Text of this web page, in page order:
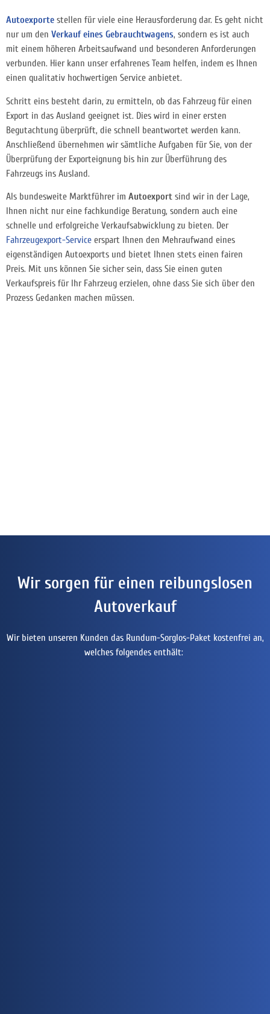
Autoexporte stellen für viele eine Herausforderung dar. Es geht nicht
nur um den Verkauf eines Gebrauchtwagens, sondern es ist auch
mit einem höheren Arbeitsaufwand und besonderen Anforderungen
verbunden. Hier kann unser erfahrenes Team helfen, indem es Ihnen
einen qualitativ hochwertigen Service anbietet.
Schritt eins besteht darin, zu ermitteln, ob das Fahrzeug für einen
Export in das Ausland geeignet ist. Dies wird in einer ersten
Begutachtung überprüft, die schnell beantwortet werden kann.
Anschließend übernehmen wir sämtliche Aufgaben für Sie, von der
Überprüfung der Exporteignung bis hin zur Überführung des
Fahrzeugs ins Ausland.
Als bundesweite Marktführer im Autoexport sind wir in der Lage,
Ihnen nicht nur eine fachkundige Beratung, sondern auch eine
schnelle und erfolgreiche Verkaufsabwicklung zu bieten. Der
Fahrzeugexport-Service erspart Ihnen den Mehraufwand eines
eigenständigen Autoexports und bietet Ihnen stets einen fairen
Preis. Mit uns können Sie sicher sein, dass Sie einen guten
Verkaufspreis für Ihr Fahrzeug erzielen, ohne dass Sie sich über den
Prozess Gedanken machen müssen.
Wir sorgen für einen reibungslosen
Autoverkauf
Wir bieten unseren Kunden das Rundum-Sorglos-Paket kostenfrei an,
welches folgendes enthält: